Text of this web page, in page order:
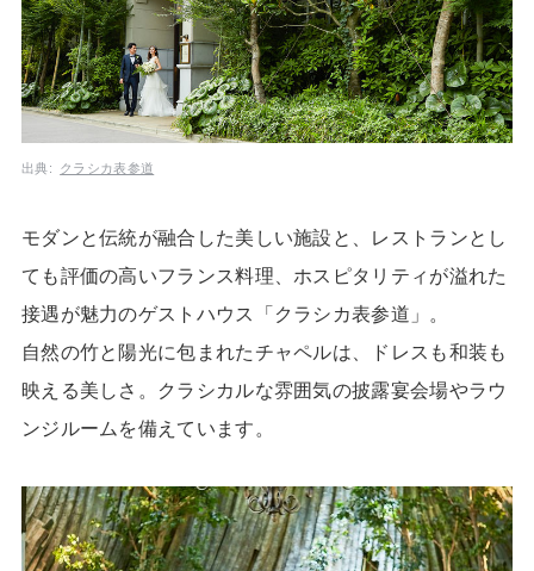
出典: クラシカ表参道
モダンと伝統が融合した美しい施設と、レストランとし
ても評価の高いフランス料理、ホスピタリティが溢れた
接遇が魅力のゲストハウス「クラシカ表参道」。
自然の竹と陽光に包まれたチャペルは、ドレスも和装も
映える美しさ。クラシカルな雰囲気の披露宴会場やラウ
ンジルームを備えています。